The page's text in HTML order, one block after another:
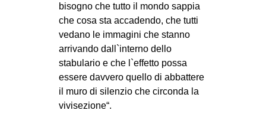
bisogno che tutto il mondo sappia
che cosa sta accadendo, che tutti
vedano le immagini che stanno
arrivando dall`interno dello
stabulario e che l`effetto possa
essere davvero quello di abbattere
il muro di silenzio che circonda la
vivisezione“.